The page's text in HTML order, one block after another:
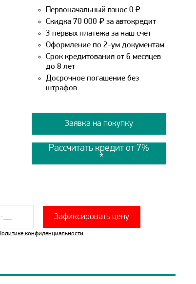
Первоначальный взнос 0 ₽
Скидка 70 000 ₽ за автокредит
3 первых платежа за наш счет
Оформление по 2-ум документам
Срок кредитования от 6 месяцев
до 8 лет
Досрочное погашение без
штрафов
Заявка на покупку
Рассчитать кредит от 7%
Зафиксировать цену
Политике конфиденциальности